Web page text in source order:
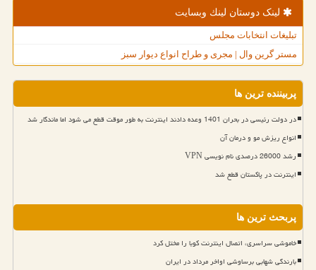
لینک دوستان لینك وبسایت
تبلیغات انتخابات مجلس
مستر گرین وال | مجری و طراح انواع دیوار سبز
پربیننده ترین ها
در دولت رئیسی در بحران 1401 وعده دادند اینترنت به طور موقت قطع می شود اما ماندگار شد
انواع ریزش مو و درمان آن
رشد 26000 درصدی نام نویسی VPN
اینترنت در پاکستان قطع شد
پربحث ترین ها
خاموشی سراسری، اتصال اینترنت کوبا را مختل کرد
بارندگی شهابی برساوشی اواخر مرداد در ایران